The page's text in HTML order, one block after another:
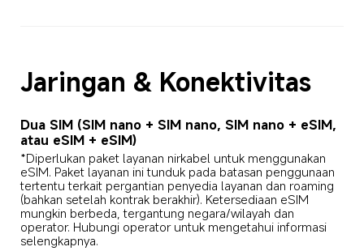
Jaringan & Konektivitas
Dua SIM (SIM nano + SIM nano, SIM nano + eSIM,
atau eSIM + eSIM)
*Diperlukan paket layanan nirkabel untuk menggunakan
eSIM. Paket layanan ini tunduk pada batasan penggunaan
tertentu terkait pergantian penyedia layanan dan roaming
(bahkan setelah kontrak berakhir). Ketersediaan eSIM
mungkin berbeda, tergantung negara/wilayah dan
operator. Hubungi operator untuk mengetahui informasi
selengkapnya.